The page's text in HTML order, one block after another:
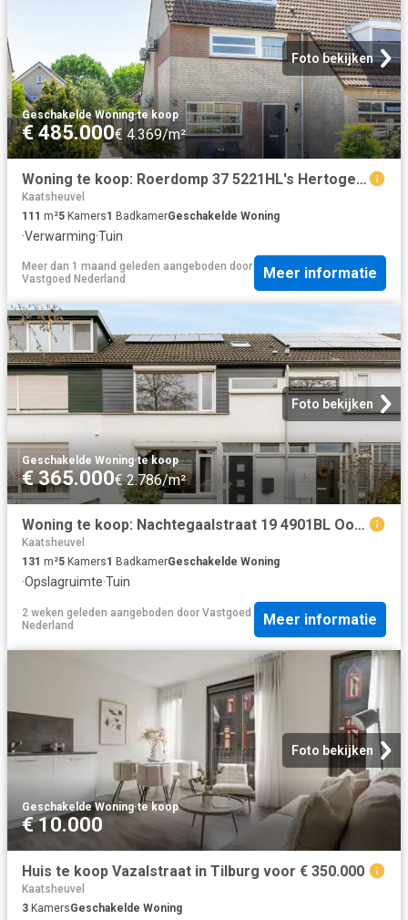
Foto bekijken
Geschakelde Woning·te koop
€ 485.000€ 4.369/m²
Woning te koop: Roerdomp 37 5221HL's Hertogenbosch Vastgoed Nederland
Kaatsheuvel
111 m²5 Kamers1 BadkamerGeschakelde Woning
·Verwarming·Tuin
Meer dan 1 maand geleden aangeboden door
Vastgoed Nederland
Meer informatie
Foto bekijken
Geschakelde Woning·te koop
€ 365.000€ 2.786/m²
Woning te koop: Nachtegaalstraat 19 4901BL Oosterhout Vastgoed Nederland
Kaatsheuvel
131 m²5 Kamers1 BadkamerGeschakelde Woning
·Opslagruimte·Tuin
2 weken geleden aangeboden door Vastgoed
Nederland
Meer informatie
Foto bekijken
Geschakelde Woning·te koop
€ 10.000
Huis te koop Vazalstraat in Tilburg voor € 350.000
Kaatsheuvel
3 KamersGeschakelde Woning